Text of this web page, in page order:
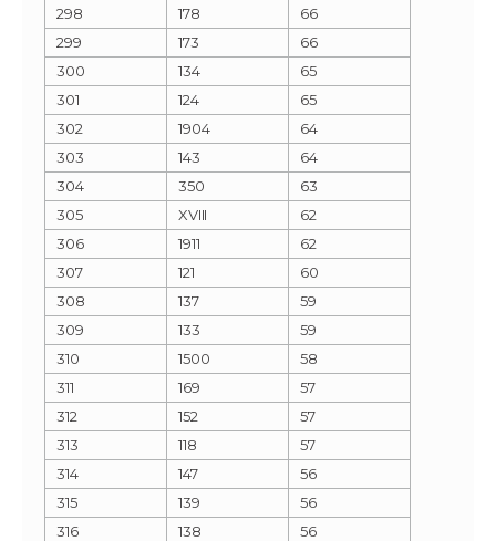
298 178
66
299
173
66
300
134
65
301
124
65
302
1904
64
303
143
64
304
350
63
305
XVIII
62
306
1911
62
307
121
60
308
137
59
309
133
59
310
1500
58
311
169
57
312
152
57
313
118
57
314
147
56
315
139
56
316
138
56